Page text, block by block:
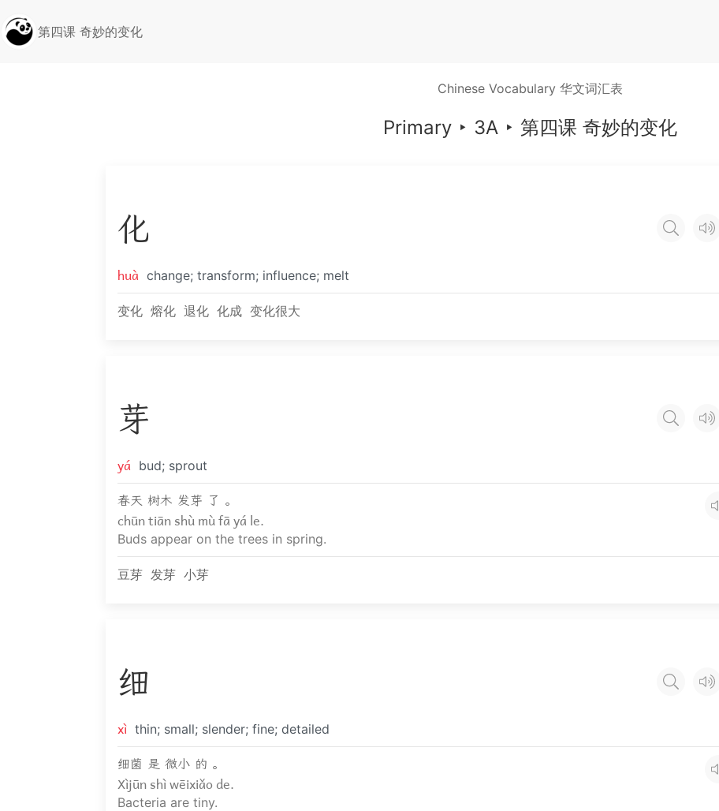
第四课 奇妙的变化
Chinese Vocabulary 华文词汇表
Primary‣ 3A‣ 第四课 奇妙的变化
化
huà change; transform; influence; melt
变化 熔化 退化 化成 变化很大
芽
yá bud; sprout
春天 树木 发芽 了 。
chūn tiān shù mù fā yá le.
Buds appear on the trees in spring.
豆芽 发芽 小芽
细
xì thin; small; slender; fine; detailed
细菌 是 微小 的 。
Xìjūn shì wēixiǎo de.
Bacteria are tiny.